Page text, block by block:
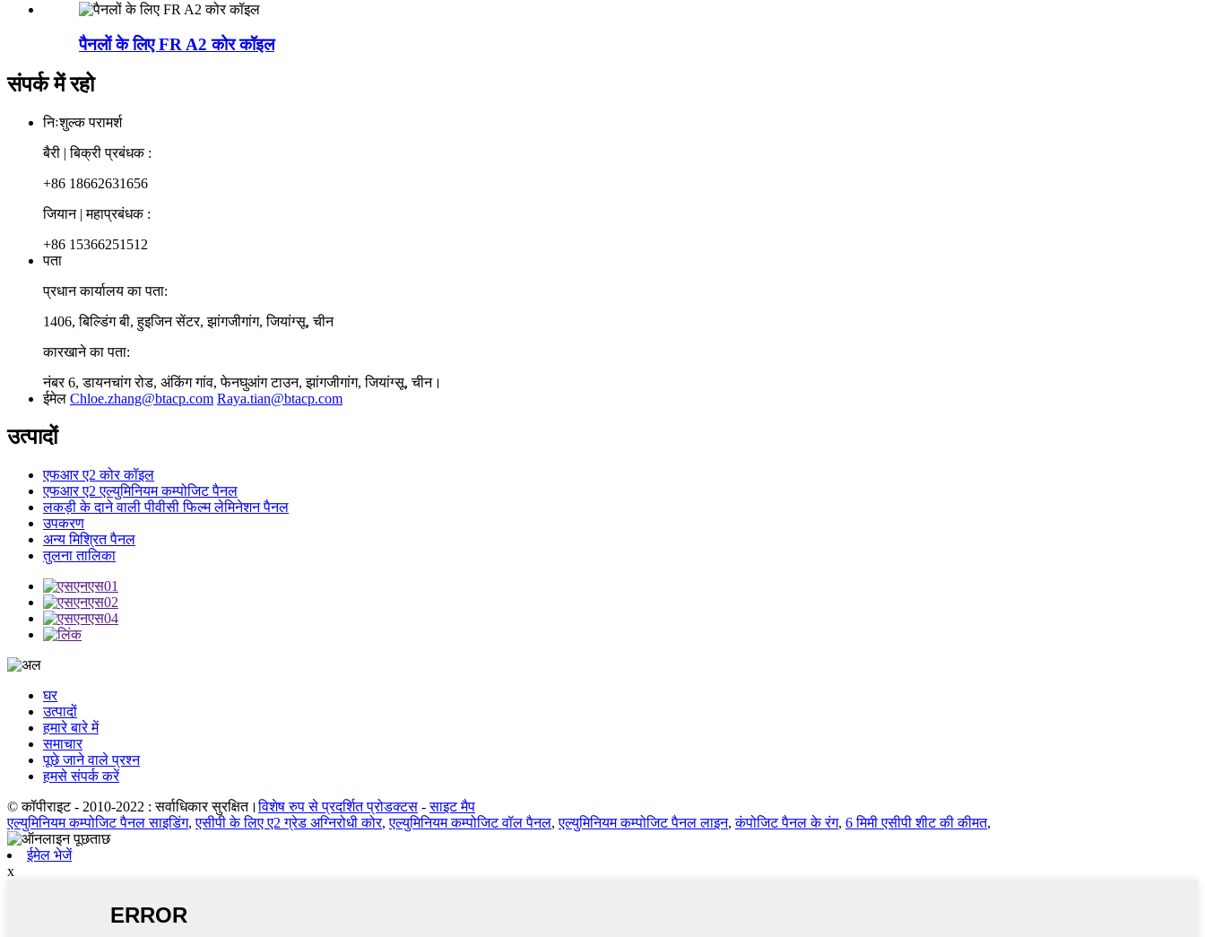
पैनलों के लिए FR A2 कोर कॉइल
संपर्क में रहो
निःशुल्क परामर्श
बैरी | बिक्री प्रबंधक :
+86 18662631656
जियान | महाप्रबंधक :
+86 15366251512
पता
प्रधान कार्यालय का पता:
1406, बिल्डिंग बी, हुइजिन सेंटर, झांगजीगांग, जियांग्सू, चीन
कारखाने का पता:
नंबर 6, डायनचांग रोड, अंकिंग गांव, फेनघुआंग टाउन, झांगजीगांग, जियांग्सू, चीन।
ईमेल Chloe.zhang@btacp.com Raya.tian@btacp.com
उत्पादों
एफआर ए2 कोर कॉइल
एफआर ए2 एल्युमिनियम कम्पोजिट पैनल
लकड़ी के दाने वाली पीवीसी फिल्म लेमिनेशन पैनल
उपकरण
अन्य मिश्रित पैनल
तुलना तालिका
घर
उत्पादों
हमारे बारे में
समाचार
पूछे जाने वाले प्रश्न
हमसे संपर्क करें
© कॉपीराइट - 2010-2022 : सर्वाधिकार सुरक्षित।विशेष रुप से प्रदर्शित प्रोडक्टस -साइट मैप
एल्युमिनियम कम्पोजिट पैनल साइडिंग,एसीपी के लिए ए2 ग्रेड अग्निरोधी कोर,एल्युमिनियम कम्पोजिट वॉल पैनल,एल्युमिनियम कम्पोजिट पैनल लाइन,कंपोजिट पैनल के रंग, 6 मिमी एसीपी शीट की कीमत,
ईमेल भेजें
x